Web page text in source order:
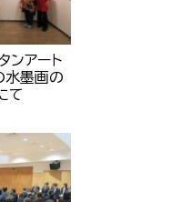
ンアート
水墨画の
て